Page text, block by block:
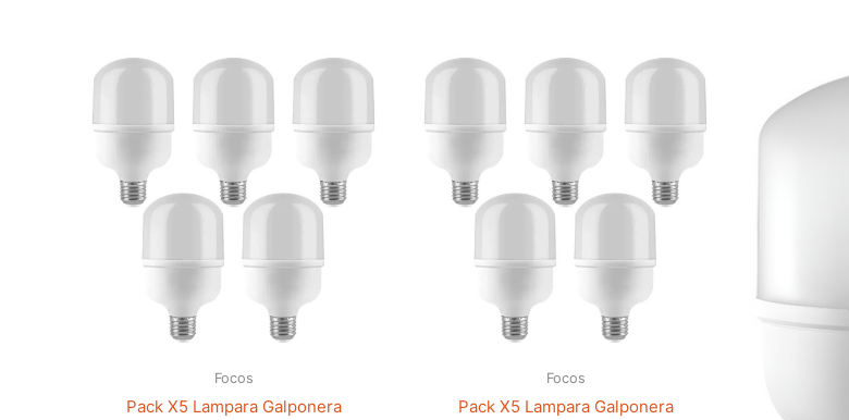
Focos
Pack X5 Lampara Galponera
Focos
Pack X5 Lampara Galponera